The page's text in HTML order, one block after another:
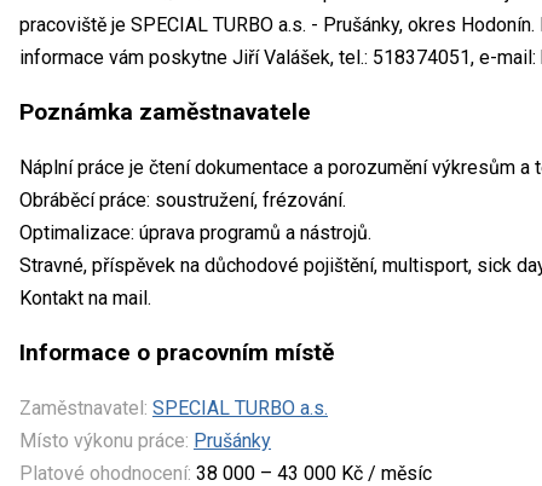
pracoviště je SPECIAL TURBO a.s. - Prušánky, okres
informace vám poskytne Jiří Valášek, tel.: 518374051, e-
Poznámka zaměstnavatele
Náplní práce je čtení dokumentace a porozumění výkresům a
Obráběcí práce: soustružení, frézování.
Optimalizace: úprava programů a nástrojů.
Stravné, příspěvek na důchodové pojištění, multisport, sick
Kontakt na mail.
Informace o pracovním místě
Zaměstnavatel: SPECIAL TURBO a.s.
Místo výkonu práce: Prušánky
Platové ohodnocení: 38 000 – 43 000 Kč / měsíc